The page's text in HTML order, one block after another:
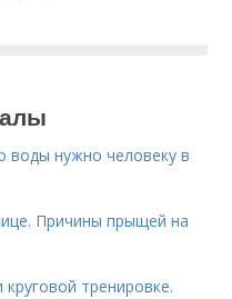
воды нужно человеку в
Причины прыщей на
тренировке.